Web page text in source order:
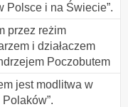
Polsce i na Świecie”.
przez reżim
i działaczem
Poczobutem
jest modlitwa w